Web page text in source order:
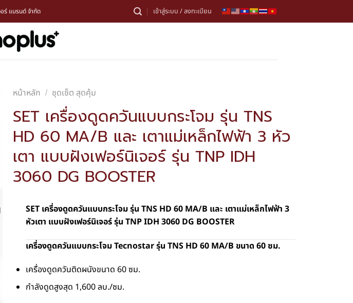
ร์ แบรนด์ จำกัด เข้าสู่ระบบ / ลงทะเบียน
หน้าหลัก / ชุดเซ็ต สุดคุ้ม
SET เครื่องดูดควันแบบกระโจม รุ่น TNS
HD 60 MA/B และ เตาแม่เหล็กไฟฟ้า 3 หัว
เตา แบบฝังเฟอร์นิเจอร์ รุ่น TNP IDH
3060 DG BOOSTER
SET เครื่องดูดควันแบบกระโจม รุ่น TNS HD 60 MA/B และ เตาแม่เหล็กไฟฟ้า 3
หัวเตา แบบฝังเฟอร์นิเจอร์ รุ่น TNP IDH 3060 DG BOOSTER
เครื่องดูดควันแบบกระโจม Tecnostar รุ่น TNS HD 60 MA/B ขนาด 60 ซม.
เครื่องดูดควันติดผนังขนาด 60 ซม.
กำลังดูดสูงสุด 1,600 ลบ./ซม.